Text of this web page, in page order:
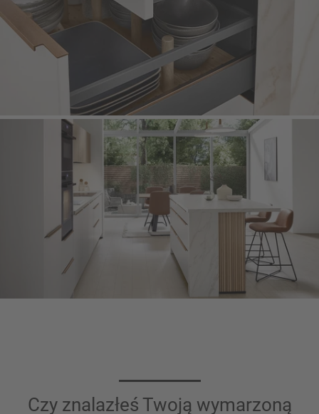
Czy znalazłeś Twoją wymarzoną